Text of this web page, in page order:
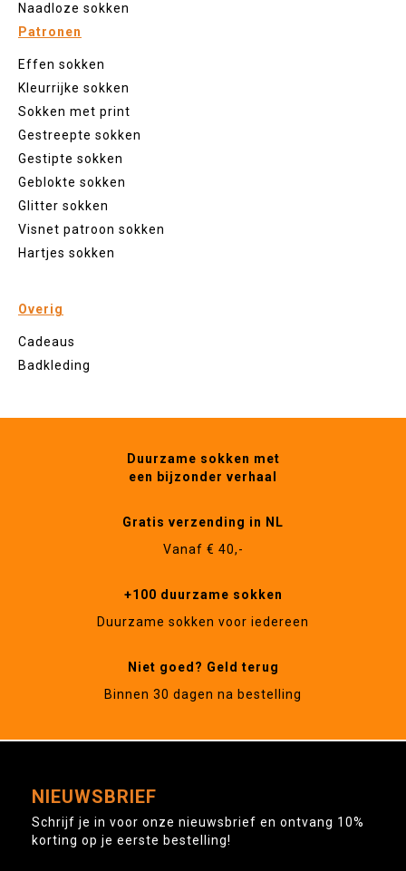
Naadloze sokken
Patronen
Effen sokken
Kleurrijke sokken
Sokken met print
Gestreepte sokken
Gestipte sokken
Geblokte sokken
Glitter sokken
Visnet patroon sokken
Hartjes sokken
Overig
Cadeaus
Badkleding
Duurzame sokken met
een bijzonder verhaal
Gratis verzending in NL
Vanaf € 40,-
+100 duurzame sokken
Duurzame sokken voor iedereen
Niet goed? Geld terug
Binnen 30 dagen na bestelling
NIEUWSBRIEF
Schrijf je in voor onze nieuwsbrief en ontvang 10%
korting op je eerste bestelling!